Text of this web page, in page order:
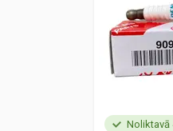
Noliktavā